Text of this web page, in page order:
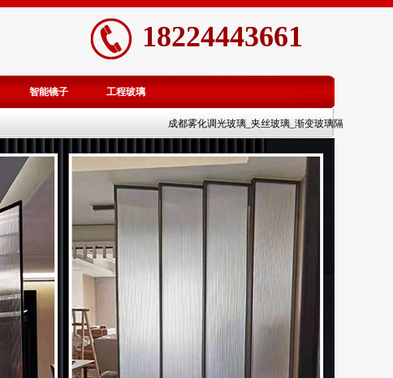
18224443661
智能镜子 工程玻璃
成都雾化调光玻璃_夹丝玻璃_渐变玻璃隔断价格_成都艺